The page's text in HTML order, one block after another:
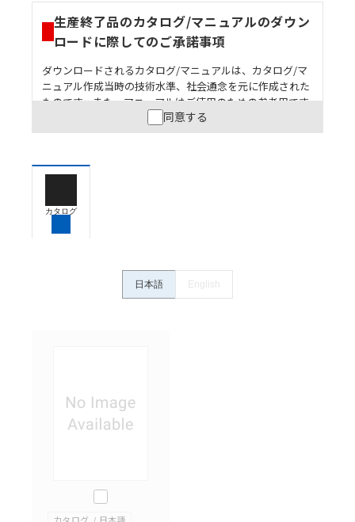
生産終了品のカタログ/マニュアルのダウン
ロードに際してのご承諾事項
ダウンロードされるカタログ/マニュアルは、カタログ/マ
ニュアル作成当時の技術水準、社会通念を元に作成された
ものです。また、マニュアルはご使用のための参考用です
ので、ご使用にあたっての安全性については十分にご配慮
ください。以下の内容をご承諾の上、ご利用ください。
うな用途に使用される場合には、システム全体として
保できるよう設計されていること、および本製品が全
ていることを、必ず事前に確認してください。
ン事例は参考用ですので、ご採用に際しては機器・装
置の機能や安全性をご確認のうえご使用ください。・
があります。改めて当サイトの掲載内容をご確認のう
え、ご用命下さいますようお願いいたします。
同意する
カタログ
日本語 English
このカタログを選択